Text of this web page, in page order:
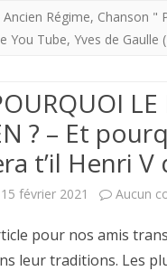
la
dite
moi
Ancien Régime, Chanson "
You Tube, Yves de
LE
? – Et
t’il Henri
15 février 2021 Aucun
pour nos amis
leur traditions. Les